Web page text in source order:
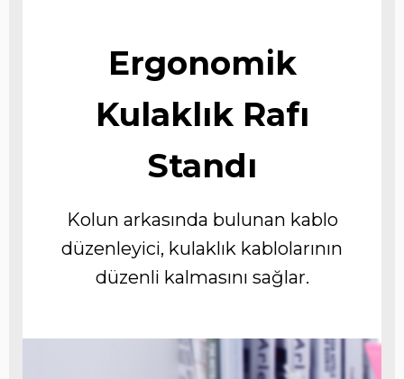
Ergonomik
Kulaklık Rafı
Standı
Kolun arkasında bulunan kablo
düzenleyici, kulaklık kablolarının
düzenli kalmasını sağlar.